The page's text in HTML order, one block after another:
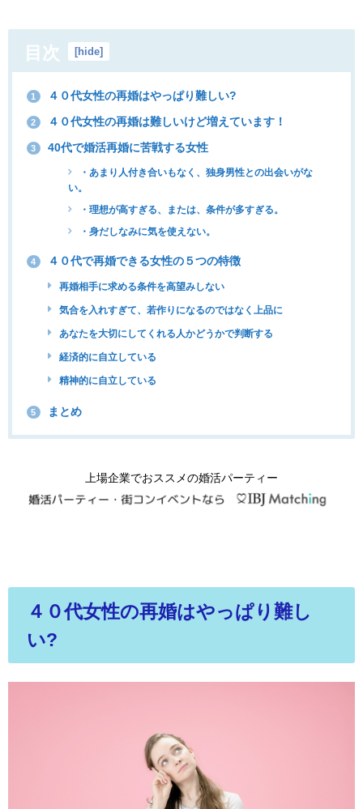
目次 [hide]
1 ４０代女性の再婚はやっぱり難しい?
2 ４０代女性の再婚は難しいけど増えています！
3 40代で婚活再婚に苦戦する女性
・あまり人付き合いもなく、独身男性との出会いがな
い。
・理想が高すぎる、または、条件が多すぎる。
・身だしなみに気を使えない。
4 ４０代で再婚できる女性の５つの特徴
再婚相手に求める条件を高望みしない
気合を入れすぎて、若作りになるのではなく上品に
あなたを大切にしてくれる人かどうかで判断する
経済的に自立している
精神的に自立している
5 まとめ
上場企業でおススメの婚活パーティー
４０代女性の再婚はやっぱり難し
い?